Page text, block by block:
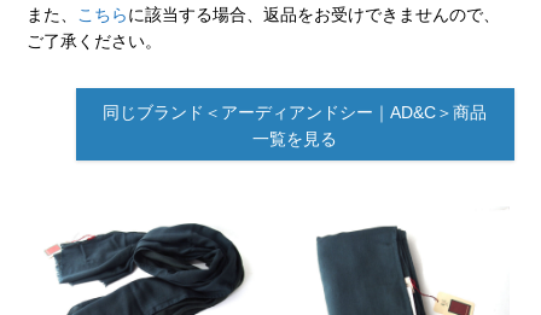
また、
こちらに該当する場合、返品をお受けできませんので、
ご了承ください。
同じブランド＜アーディアンドシー｜AD&C＞商品
一覧を見る